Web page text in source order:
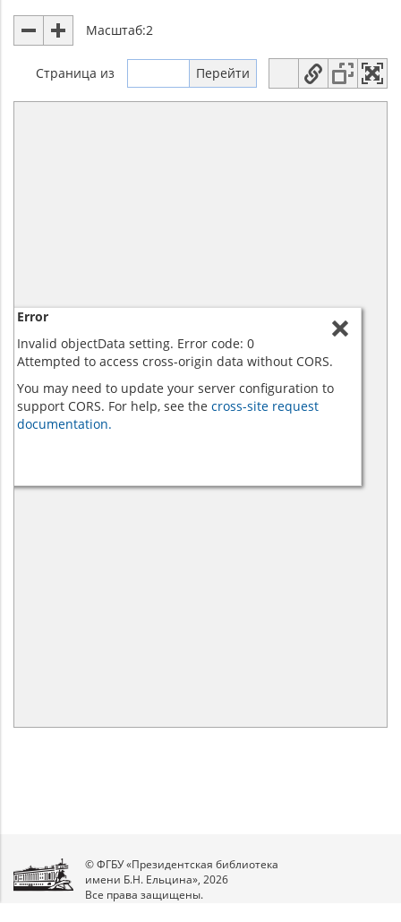
Масштаб:2
Страница из
Error
Invalid objectData setting. Error code: 0
Attempted to access cross-origin data without CORS.
You may need to update your server configuration to
support CORS. For help, see the cross-site request
documentation.
© ФГБУ «Президентская библиотека
имени Б.Н. Ельцина», 2026
Все права защищены.